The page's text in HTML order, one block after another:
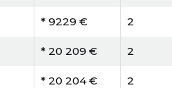
* 9229 € 2
* 20 209 € 2
* 20 204 € 2